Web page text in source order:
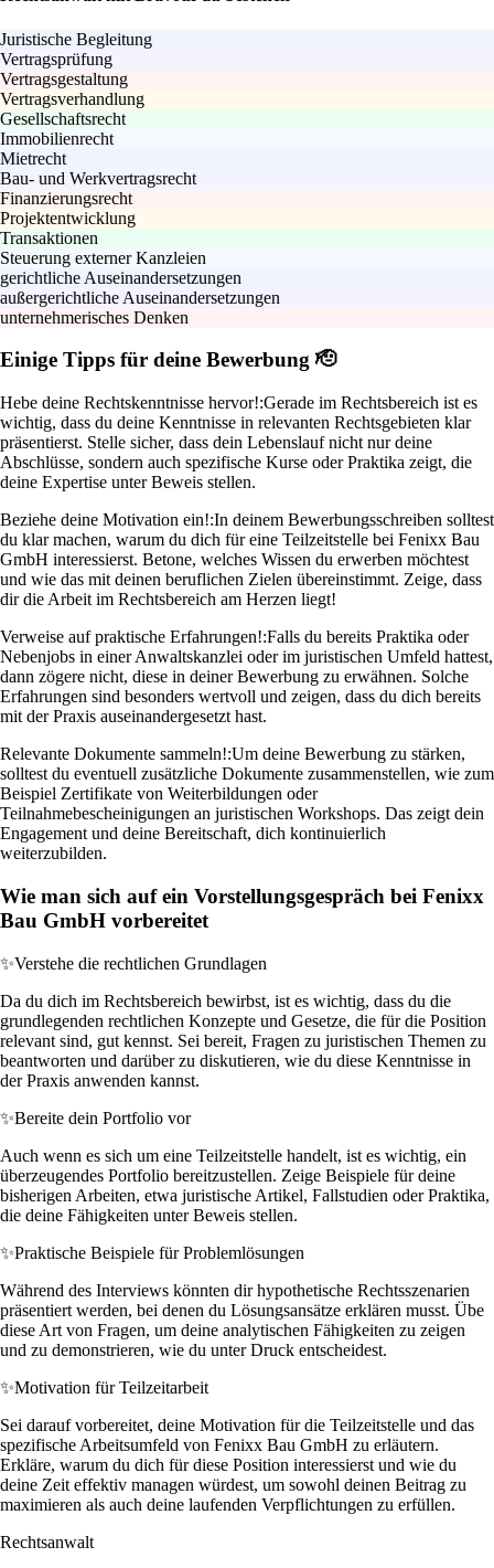
Juristische Begleitung
Vertragsprüfung
Vertragsgestaltung
Vertragsverhandlung
Gesellschaftsrecht
Immobilienrecht
Mietrecht
Bau- und Werkvertragsrecht
Finanzierungsrecht
Projektentwicklung
Transaktionen
Steuerung externer Kanzleien
gerichtliche Auseinandersetzungen
außergerichtliche Auseinandersetzungen
unternehmerisches Denken
Einige Tipps für deine Bewerbung 🫡
Hebe deine Rechtskenntnisse hervor!:Gerade im Rechtsbereich ist es
wichtig, dass du deine Kenntnisse in relevanten Rechtsgebieten klar
präsentierst. Stelle sicher, dass dein Lebenslauf nicht nur deine
Abschlüsse, sondern auch spezifische Kurse oder Praktika zeigt, die
deine Expertise unter Beweis stellen.
Beziehe deine Motivation ein!:In deinem Bewerbungsschreiben solltest
du klar machen, warum du dich für eine Teilzeitstelle bei Fenixx Bau
GmbH interessierst. Betone, welches Wissen du erwerben möchtest
und wie das mit deinen beruflichen Zielen übereinstimmt. Zeige, dass
dir die Arbeit im Rechtsbereich am Herzen liegt!
Verweise auf praktische Erfahrungen!:Falls du bereits Praktika oder
Nebenjobs in einer Anwaltskanzlei oder im juristischen Umfeld hattest,
dann zögere nicht, diese in deiner Bewerbung zu erwähnen. Solche
Erfahrungen sind besonders wertvoll und zeigen, dass du dich bereits
mit der Praxis auseinandergesetzt hast.
Relevante Dokumente sammeln!:Um deine Bewerbung zu stärken,
solltest du eventuell zusätzliche Dokumente zusammenstellen, wie zum
Beispiel Zertifikate von Weiterbildungen oder
Teilnahmebescheinigungen an juristischen Workshops. Das zeigt dein
Engagement und deine Bereitschaft, dich kontinuierlich
weiterzubilden.
Wie man sich auf ein Vorstellungsgespräch bei Fenixx
Bau GmbH vorbereitet
✨Verstehe die rechtlichen Grundlagen
Da du dich im Rechtsbereich bewirbst, ist es wichtig, dass du die
grundlegenden rechtlichen Konzepte und Gesetze, die für die Position
relevant sind, gut kennst. Sei bereit, Fragen zu juristischen Themen zu
beantworten und darüber zu diskutieren, wie du diese Kenntnisse in
der Praxis anwenden kannst.
✨Bereite dein Portfolio vor
Auch wenn es sich um eine Teilzeitstelle handelt, ist es wichtig, ein
überzeugendes Portfolio bereitzustellen. Zeige Beispiele für deine
bisherigen Arbeiten, etwa juristische Artikel, Fallstudien oder Praktika,
die deine Fähigkeiten unter Beweis stellen.
✨Praktische Beispiele für Problemlösungen
Während des Interviews könnten dir hypothetische Rechtsszenarien
präsentiert werden, bei denen du Lösungsansätze erklären musst. Übe
diese Art von Fragen, um deine analytischen Fähigkeiten zu zeigen
und zu demonstrieren, wie du unter Druck entscheidest.
✨Motivation für Teilzeitarbeit
Sei darauf vorbereitet, deine Motivation für die Teilzeitstelle und das
spezifische Arbeitsumfeld von Fenixx Bau GmbH zu erläutern.
Erkläre, warum du dich für diese Position interessierst und wie du
deine Zeit effektiv managen würdest, um sowohl deinen Beitrag zu
maximieren als auch deine laufenden Verpflichtungen zu erfüllen.
Rechtsanwalt